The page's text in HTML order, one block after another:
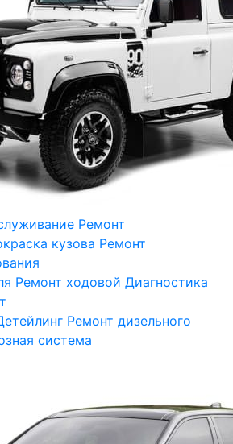
Ремонт
кузова Ремонт
Ремонт ходовой Диагностика
Ремонт дизельного
система